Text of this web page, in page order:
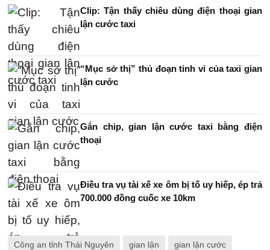
Clip: Tận thấy chiêu dùng điện thoại gian
lận cước taxi
“Mục sở thị” thủ đoạn tinh vi của taxi gian
lận cước
Gắn chip, gian lận cước taxi bằng điện
thoại
Điều tra vụ tài xế xe ôm bị tố uy hiếp, ép trả
700.000 đồng cuốc xe 10km
Công an tỉnh Thái Nguyên gian lận gian lận cước